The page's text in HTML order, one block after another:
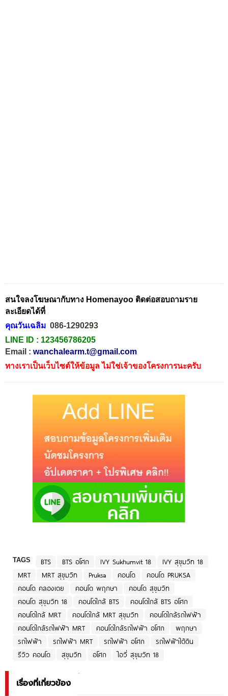
สนใจลงโฆษณากับทาง Homenayoo ติดต่อสอบถามราย
ละเอียดได้ที่
คุณวันเฉลิม 086-1290293
LINE ID : 123456786205
Email : wanchalearm.t@gmail.com
ทางเราเป็นเว็บไซต์ให้ข้อมูล ไม่ใช่เจ้าของโครงการนะครับ
TAGS BTS BTS อโศก IVY Sukhumvit 18
IVY สุขุมวิท 18
MRT
MRT สุขุมวิท Pruksa คอนโด
คอนโด PRUKSA
คอนโด คลองเตย
คอนโด พฤกษา
คอนโด สุขุมวิท
คอนโด สุขุมวิท 18
คอนโดใกล้ BTS
คอนโดใกล้ BTS อโศก
คอนโดใกล้ MRT
คอนโดใกล้ MRT สุขุมวิท
คอนโดใกล้รถไฟฟ้า
คอนโดใกล้รถไฟฟ้า MRT
คอนโดใกล้รถไฟฟ้า อโศก
พฤกษา
รถไฟฟ้า
รถไฟฟ้า MRT รถไฟฟ้า อโศก
รถไฟฟ้าใต้ดิน
รีวิว คอนโด
สุขุมวิท อโศก ไอวี่ สุขุมวิท 18
เรื่องที่เกี่ยวข้อง